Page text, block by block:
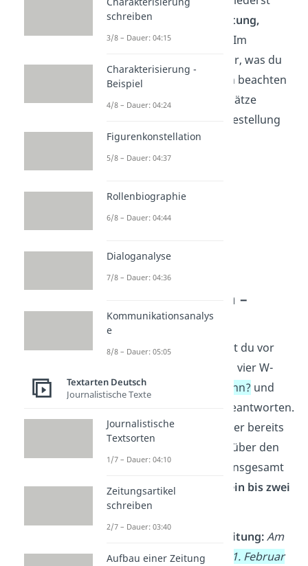
deinen Bericht in
Einleitung,
Hauptteilund
. Im
Folgenden zeigen wir dir, was du
bei den einzelnen Teilen beachten
musst. Unsere Beispielsätze
kannst du dabei als Hilfestellung
nutzen.
Bericht schreiben –
Einleitung
In der Einleitung achtest du vor
allem darauf, die ersten vier W-
Fragen
Wann? und
in einem Satz zu beantworten.
Damit gibst du dem Leser bereits
einen ersten Überblick über den
Inhalt deines Berichts. Insgesamt
sollte deine Einleitung
ein bis zwei
Sätzelang sein.
Bericht Beispiel – Einleitung:Am
Montagvormittag, den 1. Februar
schreiben
3/8 – Dauer: 04:15
Charakterisierung -
Beispiel
4/8 – Dauer: 04:24
Figurenkonstellation
5/8 – Dauer: 04:37
Rollenbiographie
6/8 – Dauer: 04:44
Dialoganalyse
7/8 – Dauer: 04:36
Kommunikationsanalys
e
8/8 – Dauer: 05:05
Textarten Deutsch
Journalistische Texte
Journalistische
Textsorten
1/7 – Dauer: 04:10
Zeitungsartikel
schreiben
2/7 – Dauer: 03:40
Aufbau einer Zeitung